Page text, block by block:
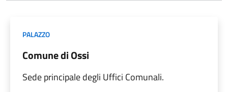
PALAZZO
Comune di Ossi
Sede principale degli Uffici Comunali.